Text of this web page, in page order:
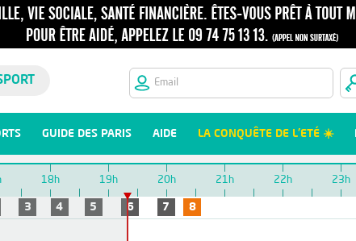
GUIDE DES PARIS AIDE LA CONQUÊTE DE L'ETÉ ☀️
18h 19h 20h 21h 22h 23h
3 4 5 6 7
8